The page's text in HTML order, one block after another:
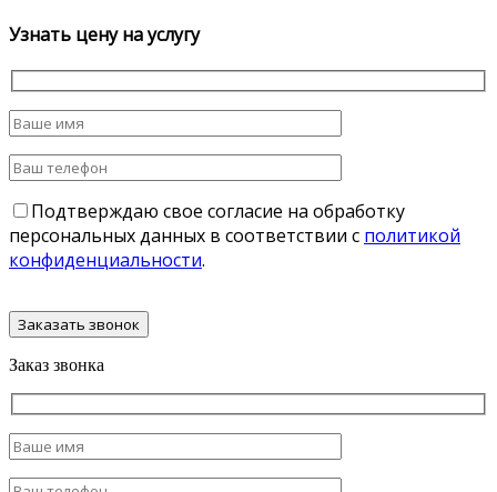
Узнать цену на услугу
Подтверждаю свое согласие на обработку
персональных данных в соответствии с политикой
конфиденциальности.
Заказ звонка